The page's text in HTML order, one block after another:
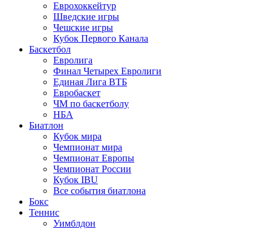
Еврохоккейтур
Шведские игры
Чешские игры
Кубок Первого Канала
Баскетбол
Евролига
Финал Четырех Евролиги
Единая Лига ВТБ
Евробаскет
ЧМ по баскетболу
НБА
Биатлон
Кубок мира
Чемпионат мира
Чемпионат Европы
Чемпионат России
Кубок IBU
Все события биатлона
Бокс
Теннис
Уимблдон